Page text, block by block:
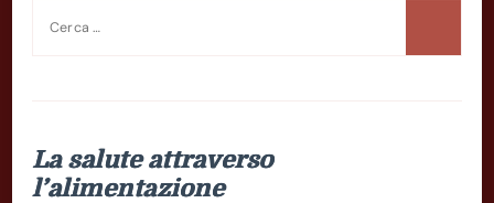
La salute attraverso
l’alimentazione